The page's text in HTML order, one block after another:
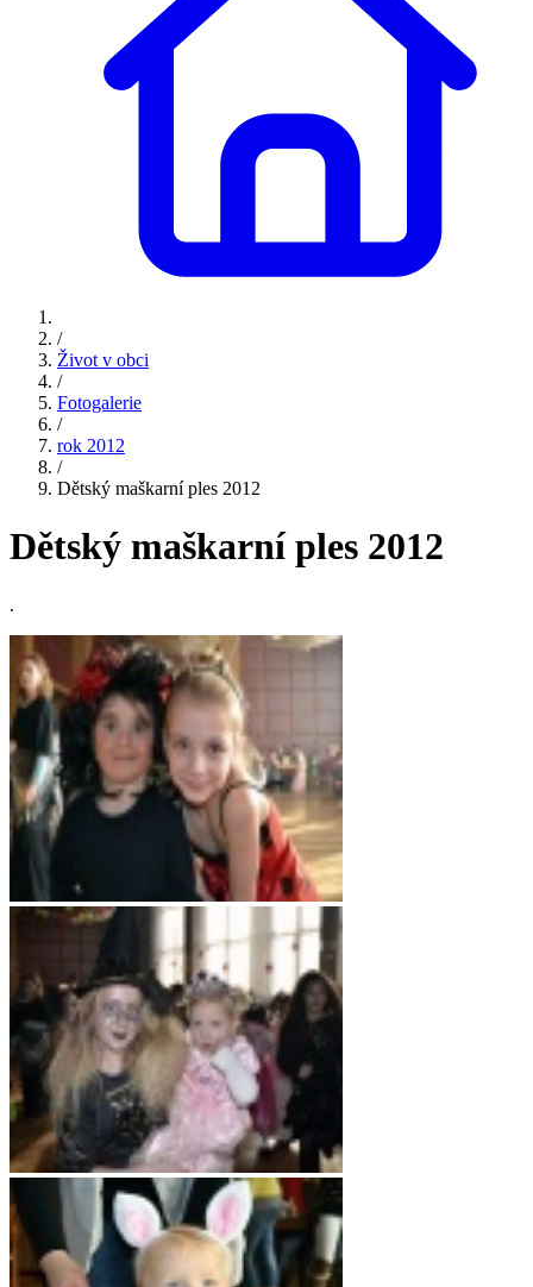
/
Život v obci
/
Fotogalerie
/
rok 2012
/
Dětský maškarní ples 2012
Dětský maškarní ples 2012
.